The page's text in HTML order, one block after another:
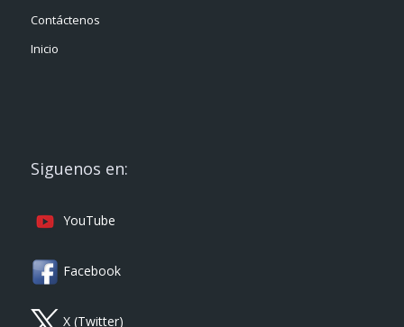
Contáctenos
Inicio
Siguenos en:
YouTube
Facebook
X (Twitter)